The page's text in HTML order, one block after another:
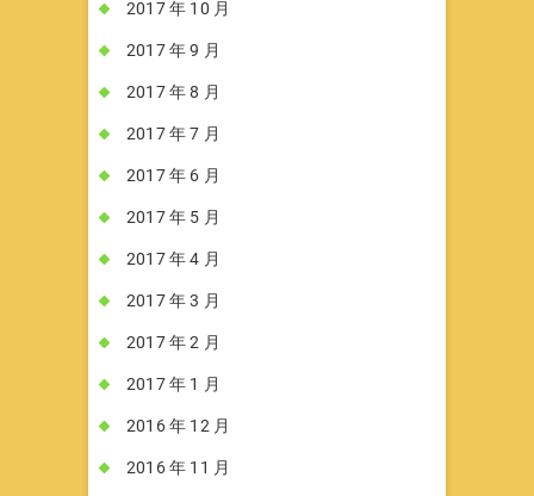
2017 年 10 月
2017 年 9 月
2017 年 8 月
2017 年 7 月
2017 年 6 月
2017 年 5 月
2017 年 4 月
2017 年 3 月
2017 年 2 月
2017 年 1 月
2016 年 12 月
2016 年 11 月